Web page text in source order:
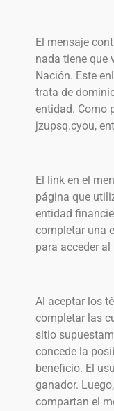
El mensaje
nada tiene que
Nación. Este
trata de
entidad. Como
jzupsq.cyou,
El link en el
página que
entidad
completar una
para acceder
Al aceptar los
completar las
sitio
concede la
beneficio. El
ganador.
compartan el